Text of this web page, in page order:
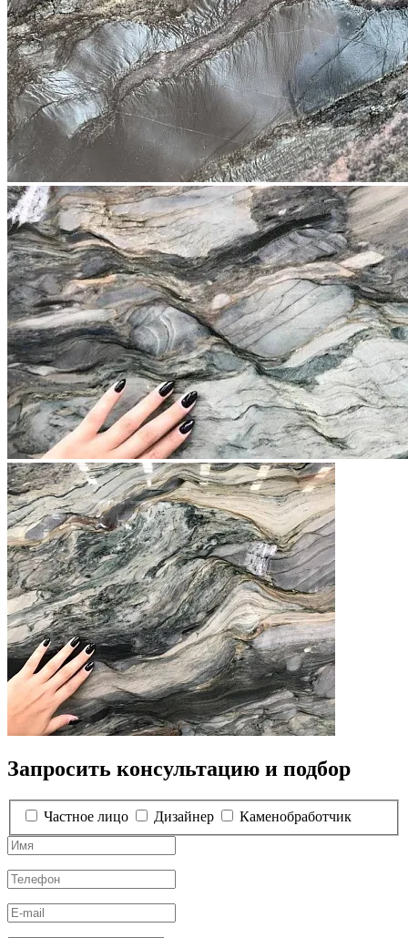
Запросить консультацию и подбор
Частное лицо Дизайнер Каменобработчик